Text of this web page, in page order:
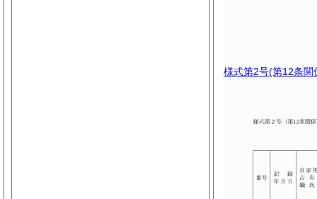
様式第2号(第12条関